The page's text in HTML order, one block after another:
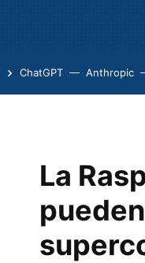
ChatGPT Anthropic
La